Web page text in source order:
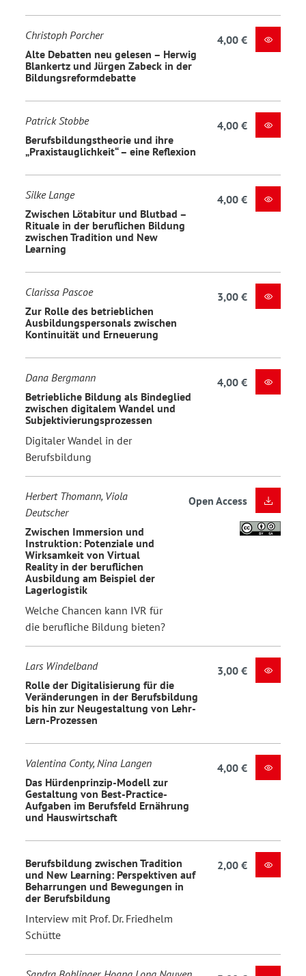
Christoph Porcher
Alte Debatten neu gelesen – Herwig
Blankertz und Jürgen Zabeck in der
Bildungsreformdebatte
4,00 €
Patrick Stobbe
Berufsbildungstheorie und ihre
„Praxistauglichkeit“ – eine Reflexion
4,00 €
Silke Lange
Zwischen Lötabitur und Blutbad –
Rituale in der beruflichen Bildung
zwischen Tradition und New
Learning
4,00 €
Clarissa Pascoe
Zur Rolle des betrieblichen
Ausbildungspersonals zwischen
Kontinuität und Erneuerung
3,00 €
Dana Bergmann
Betriebliche Bildung als Bindeglied
zwischen digitalem Wandel und
Subjektivierungsprozessen
Digitaler Wandel in der
Berufsbildung
4,00 €
Herbert Thomann, Viola
Deutscher
Zwischen Immersion und
Instruktion: Potenziale und
Wirksamkeit von Virtual
Reality in der beruflichen
Ausbildung am Beispiel der
Lagerlogistik
Welche Chancen kann IVR für
die berufliche Bildung bieten?
Open Access
Lars Windelband
Rolle der Digitalisierung für die
Veränderungen in der Berufsbildung
bis hin zur Neugestaltung von Lehr-
Lern-Prozessen
3,00 €
Valentina Conty, Nina Langen
Das Hürdenprinzip-Modell zur
Gestaltung von Best-Practice-
Aufgaben im Berufsfeld Ernährung
und Hauswirtschaft
4,00 €
Berufsbildung zwischen Tradition
und New Learning: Perspektiven auf
Beharrungen und Bewegungen in
der Berufsbildung
Interview mit Prof. Dr. Friedhelm
Schütte
2,00 €